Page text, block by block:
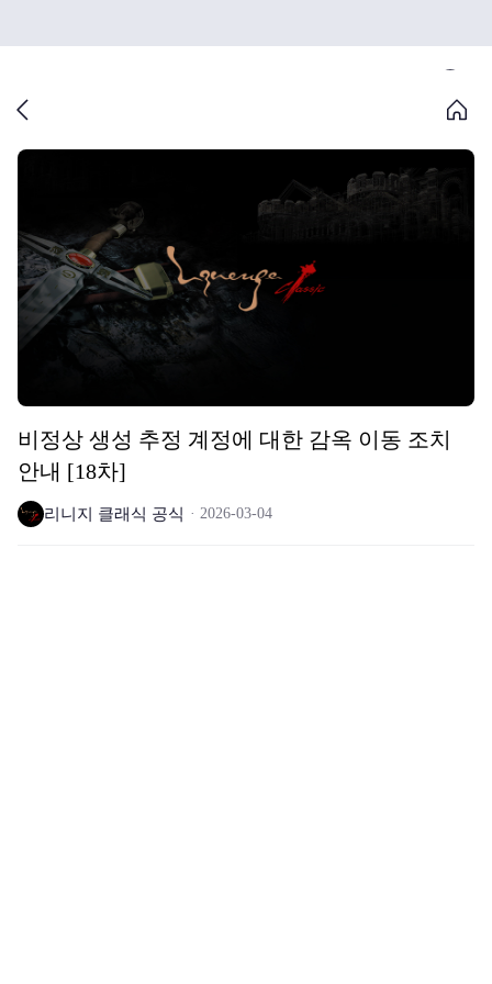
비정상 생성 추정 계정에 대한 감옥 이동 조치
안내 [18차]
리니지 클래식 공식 2026-03-04